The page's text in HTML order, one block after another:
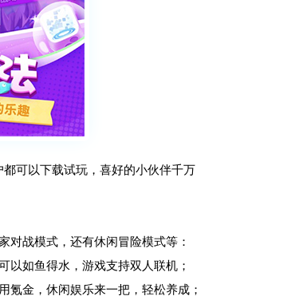
都可以下载试玩，喜好的小伙伴千万
对战模式，还有休闲冒险模式等：
以如鱼得水，游戏支持双人联机；
氪金，休闲娱乐来一把，轻松养成；